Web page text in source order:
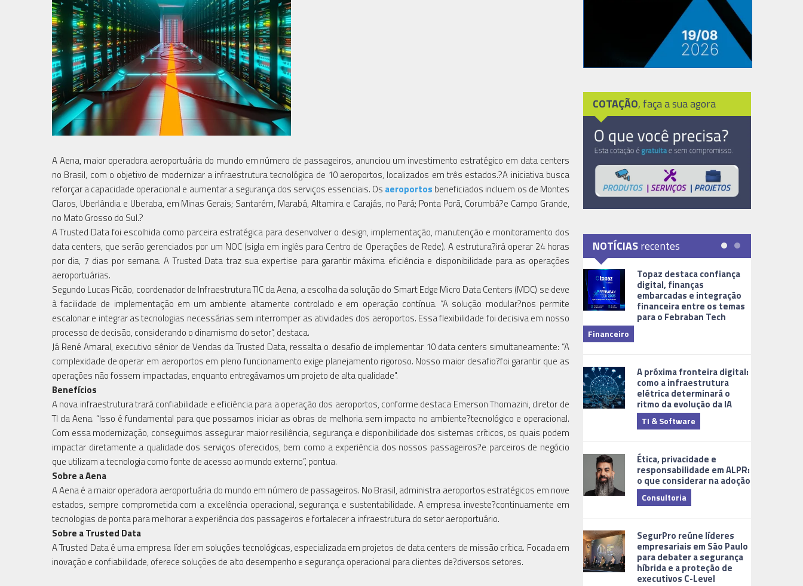
A Aena, maior operadora aeroportuária do mundo em número de passageiros, anunciou um investimento estratégico em data centers
no Brasil, com o objetivo de modernizar a infraestrutura tecnológica de 10 aeroportos, localizados em três estados.?A iniciativa busca
reforçar a capacidade operacional e aumentar a segurança dos serviços essenciais. Os aeroportos beneficiados incluem os de Montes
Claros, Uberlândia e Uberaba, em Minas Gerais; Santarém, Marabá, Altamira e Carajás, no Pará; Ponta Porã, Corumbá?e Campo Grande,
no Mato Grosso do Sul.?
A Trusted Data foi escolhida como parceira estratégica para desenvolver o design, implementação, manutenção e monitoramento dos
data centers, que serão gerenciados por um NOC (sigla em inglês para Centro de Operações de Rede). A estrutura?irá operar 24 horas
por dia, 7 dias por semana. A Trusted Data traz sua expertise para garantir máxima eficiência e disponibilidade para as operações
aeroportuárias.
Segundo Lucas Picão, coordenador de Infraestrutura TIC da Aena, a escolha da solução do Smart Edge Micro Data Centers (MDC) se deve
à facilidade de implementação em um ambiente altamente controlado e em operação contínua. “A solução modular?nos permite
escalonar e integrar as tecnologias necessárias sem interromper as atividades dos aeroportos. Essa flexibilidade foi decisiva em nosso
processo de decisão, considerando o dinamismo do setor”, destaca.
Já René Amaral, executivo sênior de Vendas da Trusted Data, ressalta o desafio de implementar 10 data centers simultaneamente: “A
complexidade de operar em aeroportos em pleno funcionamento exige planejamento rigoroso. Nosso maior desafio?foi garantir que as
operações não fossem impactadas, enquanto entregávamos um projeto de alta qualidade".
Benefícios
A nova infraestrutura trará confiabilidade e eficiência para a operação dos aeroportos, conforme destaca Emerson Thomazini, diretor de
TI da Aena. “Isso é fundamental para que possamos iniciar as obras de melhoria sem impacto no ambiente?tecnológico e operacional.
Com essa modernização, conseguimos assegurar maior resiliência, segurança e disponibilidade dos sistemas críticos, os quais podem
impactar diretamente a qualidade dos serviços oferecidos, bem como a experiência dos nossos passageiros?e parceiros de negócio
que utilizam a tecnologia como fonte de acesso ao mundo externo”, pontua.
Sobre a Aena
A Aena é a maior operadora aeroportuária do mundo em número de passageiros. No Brasil, administra aeroportos estratégicos em nove
estados, sempre comprometida com a excelência operacional, segurança e sustentabilidade. A empresa investe?continuamente em
tecnologias de ponta para melhorar a experiência dos passageiros e fortalecer a infraestrutura do setor aeroportuário.
Sobre a Trusted Data
A Trusted Data é uma empresa líder em soluções tecnológicas, especializada em projetos de data centers de missão crítica. Focada em
inovação e confiabilidade, oferece soluções de alto desempenho e segurança operacional para clientes de?diversos setores.
COTAÇÃO, faça a sua agora
NOTÍCIASrecentes
Topaz destaca confiança
digital, finanças
embarcadas e integração
financeira entre os temas
para o Febraban Tech
Financeiro
A próxima fronteira digital:
como a infraestrutura
elétrica determinará o
ritmo da evolução da IA
TI & Software
Ética, privacidade e
responsabilidade em ALPR:
o que considerar na adoção
Consultoria
SegurPro reúne líderes
empresariais em São Paulo
para debater a segurança
híbrida e a proteção de
executivos C-Level